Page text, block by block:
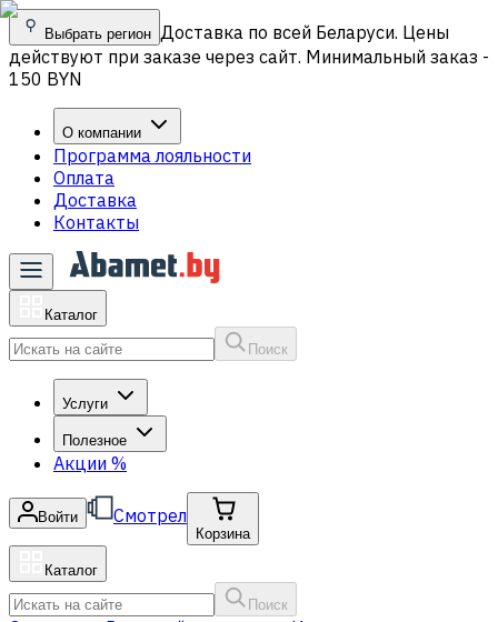
Выбрать регион Доставка по всей Беларуси. Цены
действуют при заказе через сайт. Минимальный заказ -
150 BYN
О компании
Программа лояльности
Оплата
Доставка
Контакты
Каталог
Поиск
Услуги
Полезное
Акции %
Войти Смотрел
Корзина
Каталог
Поиск